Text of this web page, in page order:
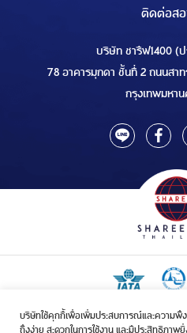
บริษัทใช้คุกกี้เพื่อเพิ่มประสบการณ์และความพึงพ
ถึงง่าย สะดวกในการใช้งาน และมีประสิทธิภา
ติดต่อส
บริษัท ชารีฟ1400 (ป
78 อาคารมุกดา ชั้นที่ 2 ถนนสา
กรุงเทพมหา
ใบอนุญาตเป็นผู้ประกอบกิจการรับจัดบริ